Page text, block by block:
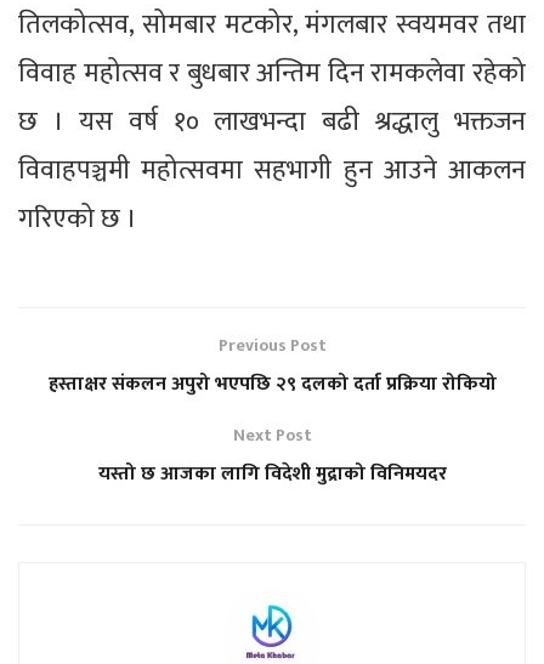
तिलकोत्सव, सोमबार मटकोर, मंगलबार स्वयमवर तथा
विवाह महोत्सव र बुधबार अन्तिम दिन रामकलेवा रहेको
छ । यस वर्ष १० लाखभन्दा बढी श्रद्धालु भक्तजन
विवाहपञ्चमी महोत्सवमा सहभागी हुन आउने आकलन
गरिएको छ ।
Previous Post
हस्ताक्षर संकलन अपुरो भएपछि २९ दलको दर्ता प्रक्रिया रोकियो
Next Post
यस्तो छ आजका लागि विदेशी मुद्राको विनिमयदर